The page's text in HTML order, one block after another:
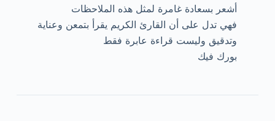
أشعر بسعادة غامرة لمثل هذه الملاحظات
فهي تدل على أن القارئ الكريم يقرأ بتمعن وعناية
وتدقيق وليست قراءة عابرة فقط
بورك فيك